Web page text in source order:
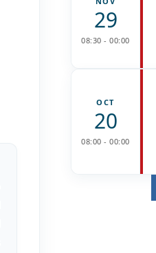
29
08:30 - 00:00
OCT
20
08:00 - 00:00